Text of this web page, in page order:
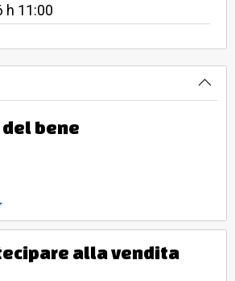
h 11:00
bene
alla vendita